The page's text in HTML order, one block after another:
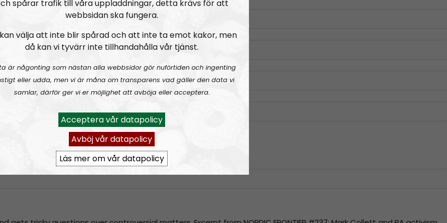
the right things?
FRONTIER #237: Mark Collett and PA activism 2022
spårar trafik till våra uppladdningar, detta krävs för att
webbsidan ska fungera.
välja att inte blir spårad och att inte ta emot kakor, men
då kan vi tyvärr inte tillhandahålla vår tjänst.
är någonting som nästan alla webbsidor gör nuförtiden och ingenting
eller udda, men vi är måna om transparens vad gäller den data vi
samlar, därför ger vi er möjlighet att avböja eller acceptera.
Acceptera vår datapolicy
Avböj vår datapolicy
Läs mer om vår datapolicy